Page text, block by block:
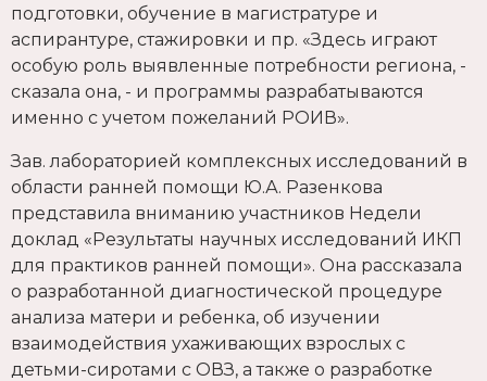
подготовки, обучение в магистратуре и
аспирантуре, стажировки и пр. «Здесь играют
особую роль выявленные потребности региона, -
сказала она, - и программы разрабатываются
именно с учетом пожеланий РОИВ».
Зав. лабораторией комплексных исследований в
области ранней помощи Ю.А. Разенкова
представила вниманию участников Недели
доклад «Результаты научных исследований ИКП
для практиков ранней помощи». Она рассказала
о разработанной диагностической процедуре
анализа матери и ребенка, об изучении
взаимодействия ухаживающих взрослых с
детьми-сиротами с ОВЗ, а также о разработке